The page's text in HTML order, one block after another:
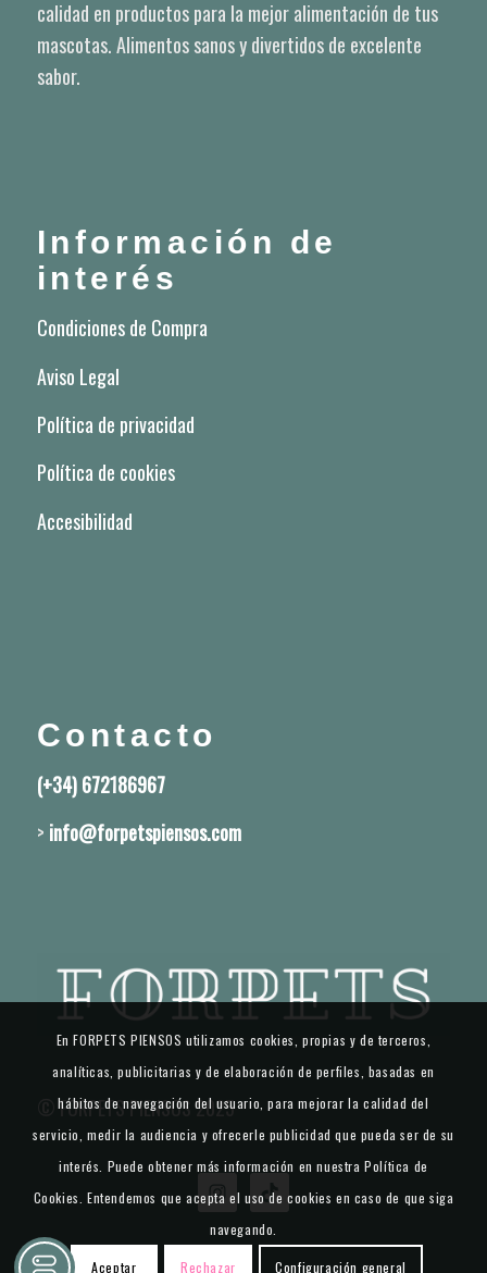
calidad en productos para la mejor alimentación de tus
mascotas. Alimentos sanos y divertidos de excelente
sabor.
Información de
interés
Condiciones de Compra
Aviso Legal
Política de privacidad
Política de cookies
Accesibilidad
Contacto
(+34) 672186967
> info@forpetspiensos.com
© FORPETS PIENSOS 2025
En FORPETS PIENSOS utilizamos cookies, propias y de terceros,
analíticas, publicitarias y de elaboración de perfiles, basadas en
hábitos de navegación del usuario, para mejorar la calidad del
servicio, medir la audiencia y ofrecerle publicidad que pueda ser de su
interés. Puede obtener más información en nuestra Política de
Cookies. Entendemos que acepta el uso de cookies en caso de que siga
navegando.
Aceptar Rechazar Configuración general